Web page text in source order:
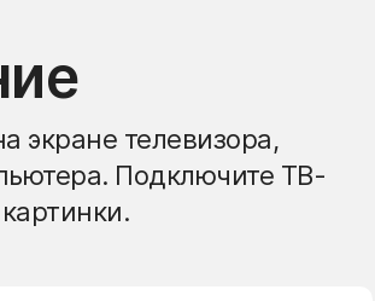
экране телевизора,
Подключите ТВ-